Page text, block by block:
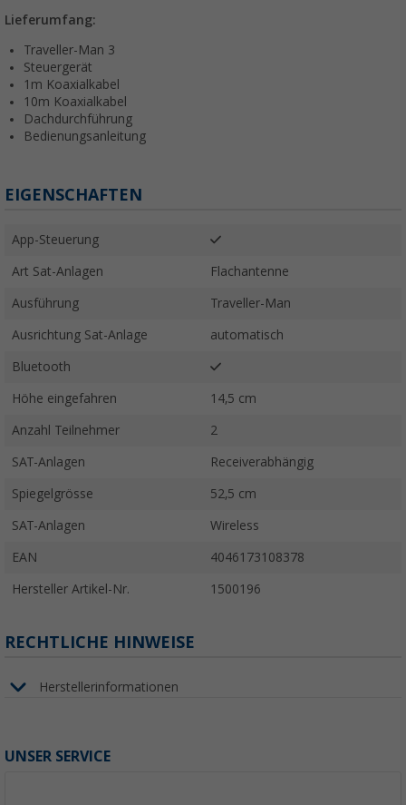
Lieferumfang:
Traveller-Man 3
Steuergerät
1m Koaxialkabel
10m Koaxialkabel
Dachdurchführung
Bedienungsanleitung
EIGENSCHAFTEN
App-Steuerung
Art Sat-Anlagen Flachantenne
Ausführung Traveller-Man
Ausrichtung Sat-Anlage automatisch
Bluetooth
Höhe eingefahren 14,5 cm
Anzahl Teilnehmer 2
SAT-Anlagen Receiverabhängig
Spiegelgrösse 52,5 cm
SAT-Anlagen Wireless
EAN 4046173108378
Hersteller Artikel-Nr. 1500196
RECHTLICHE HINWEISE
Herstellerinformationen
UNSER SERVICE